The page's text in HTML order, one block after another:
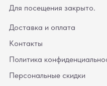
Для посещения закрыто.
Доставка и оплата
Контакты
Политика
Персональные скидки